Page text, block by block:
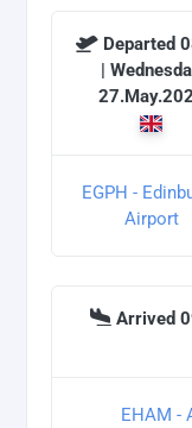
Departed
|
EGPH -
Airport
Arrived
EHAM -